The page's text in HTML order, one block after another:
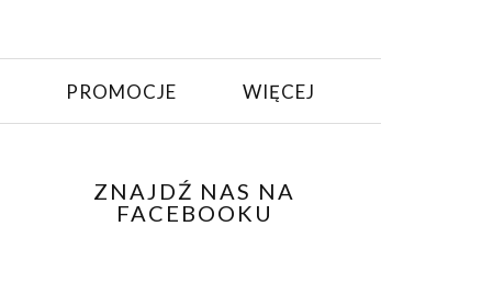
PROMOCJE WIĘCEJ
ZNAJDŹ NAS NA
FACEBOOKU